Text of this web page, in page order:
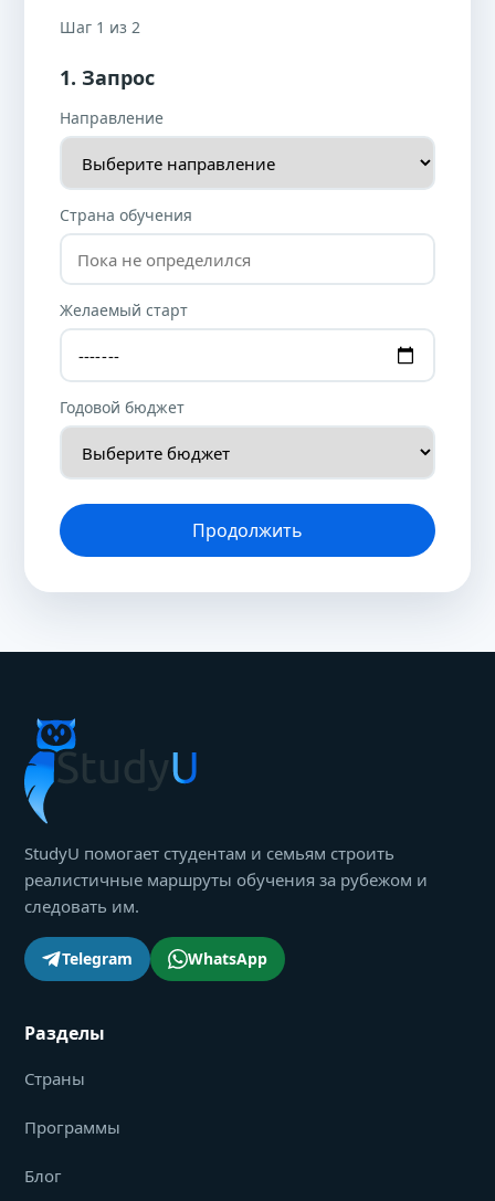
Шаг 1 из 2
1. Запрос
Направление
Страна обучения
Желаемый старт
Годовой бюджет
Продолжить
StudyU помогает студентам и семьям строить
реалистичные маршруты обучения за рубежом и
следовать им.
Telegram WhatsApp
Разделы
Страны
Программы
Блог